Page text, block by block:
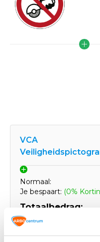
VCA
Normaal:
Je bespaart: (0%
Totaalbedrag: